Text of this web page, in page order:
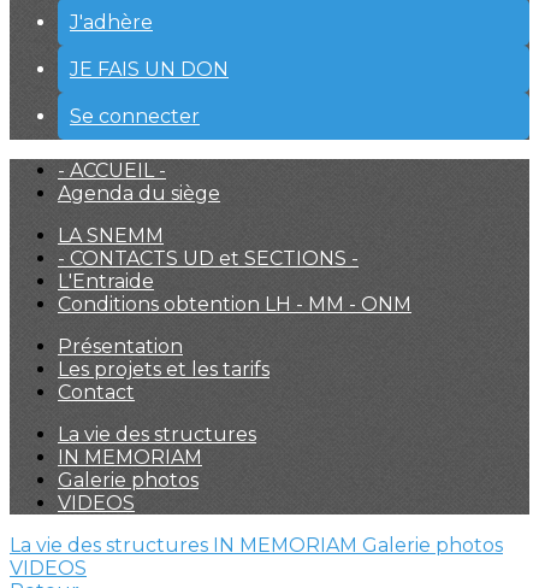
J'adhère
JE FAIS UN DON
Se connecter
- ACCUEIL -
Agenda du siège
LA SNEMM
- CONTACTS UD et SECTIONS -
L'Entraide
Conditions obtention LH - MM - ONM
Présentation
Les projets et les tarifs
Contact
La vie des structures
IN MEMORIAM
Galerie photos
VIDEOS
La vie des structures IN MEMORIAM Galerie photos
VIDEOS